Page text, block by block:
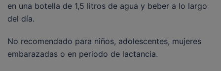
en una botella de 1,5 litros de agua y beber a lo largo
del día.
No recomendado para niños, adolescentes, mujeres
embarazadas o en periodo de lactancia.